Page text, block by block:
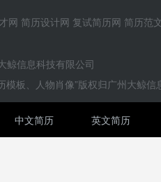
网 简历设计网 复试简历网 简历范
鲸信息科技有限公司
模板、人物肖像”版权归广州大鲸
中文简历 英文简历